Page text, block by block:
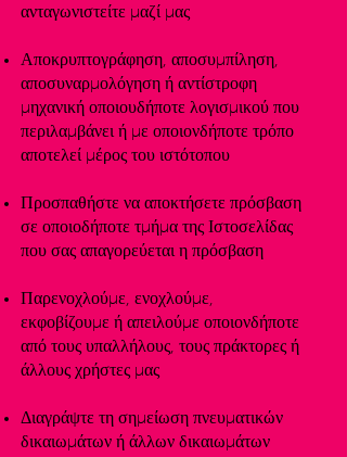
ανταγωνιστείτε μαζί μας
Αποκρυπτογράφηση, αποσυμπίληση,
αποσυναρμολόγηση ή αντίστροφη
μηχανική οποιουδήποτε λογισμικού που
περιλαμβάνει ή με οποιονδήποτε τρόπο
αποτελεί μέρος του ιστότοπου
Προσπαθήστε να αποκτήσετε πρόσβαση
σε οποιοδήποτε τμήμα της Ιστοσελίδας
που σας απαγορεύεται η πρόσβαση
Παρενοχλούμε, ενοχλούμε,
εκφοβίζουμε ή απειλούμε οποιονδήποτε
από τους υπαλλήλους, τους πράκτορες ή
άλλους χρήστες μας
Διαγράψτε τη σημείωση πνευματικών
δικαιωμάτων ή άλλων δικαιωμάτων